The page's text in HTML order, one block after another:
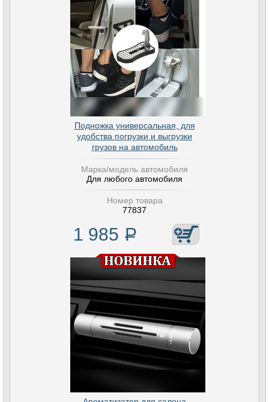
Подножка универсальная, для
удобства погрузки и выгрузки
грузов на автомобиль
Марка/модель автомобиля
Для любого автомобиля
Номер товара
77837
1 985 Р